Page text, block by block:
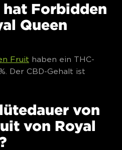
Forbidden
Queen
Fruit haben ein THC-
Der CBD-Gehalt ist
von
von Royal